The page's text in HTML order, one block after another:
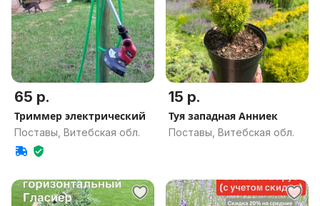
65 р.
Триммер электрический
Поставы, Витебская обл.
15 р.
Туя западная Анниек
Поставы, Витебская обл.